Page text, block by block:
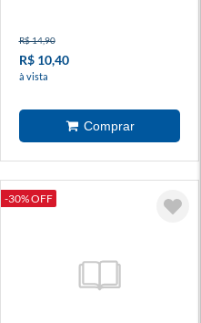
R$ 14,90
R$ 10,40
à vista
-30% OFF